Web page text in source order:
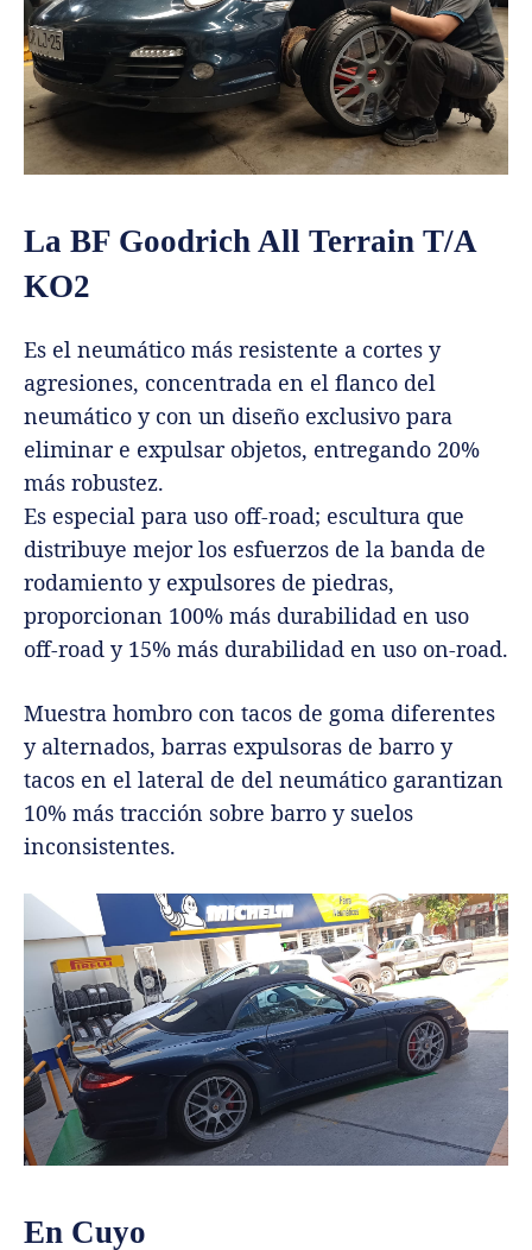
La BF Goodrich All Terrain T/A
KO2
Es el neumático más resistente a cortes y
agresiones, concentrada en el flanco del
neumático y con un diseño exclusivo para
eliminar e expulsar objetos, entregando 20%
más robustez.
Es especial para uso off-road; escultura que
distribuye mejor los esfuerzos de la banda de
rodamiento y expulsores de piedras,
proporcionan 100% más durabilidad en uso
off-road y 15% más durabilidad en uso on-road.
Muestra hombro con tacos de goma diferentes
y alternados, barras expulsoras de barro y
tacos en el lateral de del neumático garantizan
10% más tracción sobre barro y suelos
inconsistentes.
En Cuyo